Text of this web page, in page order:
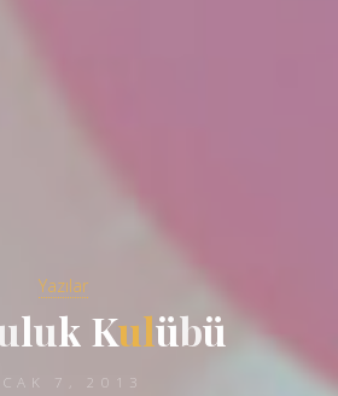
Yazılar
luk Kulübü
7, 2013